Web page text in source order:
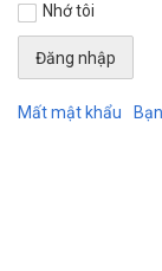
Nhớ tôi
Mất mật khẩu